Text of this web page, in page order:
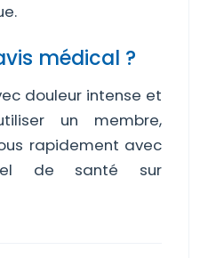
médical ?
douleur intense et
un membre,
rapidement avec
de santé sur